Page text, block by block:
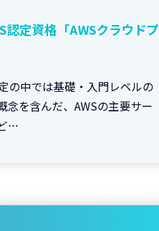
定資格「AWSクラウドプ
の中では基礎・入門レベルの
を含んだ、AWSの主要サー
…